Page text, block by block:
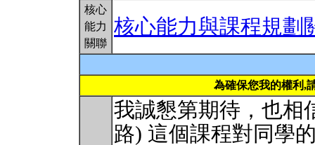
核心
能力
關聯
核心能力與課程規劃
為確保您我的權利,
我誠懇第期待，也相
路) 這個課程對同學